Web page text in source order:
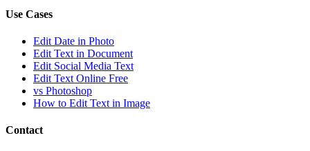
Use Cases
Edit Date in Photo
Edit Text in Document
Edit Social Media Text
Edit Text Online Free
vs Photoshop
How to Edit Text in Image
Contact